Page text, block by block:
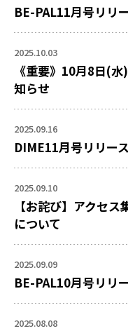
BE-PAL11月号リリ
2025.10.03
《重要》10月8日(
知らせ
2025.09.16
DIME11月号リリー
2025.09.10
【お詫び】アクセ
について
2025.09.09
BE-PAL10月号リリ
2025.08.08